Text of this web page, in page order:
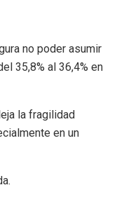
no poder asumir
35,8% al 36,4% en
la fragilidad
en un